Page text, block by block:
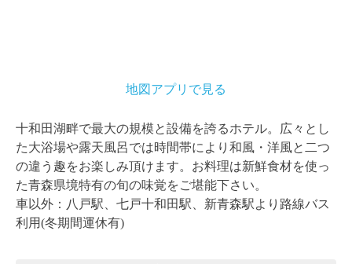
地図アプリで見る
十和田湖畔で最大の規模と設備を誇るホテル。広々とし
た大浴場や露天風呂では時間帯により和風・洋風と二つ
の違う趣をお楽しみ頂けます。お料理は新鮮食材を使っ
た青森県境特有の旬の味覚をご堪能下さい。
車以外：八戸駅、七戸十和田駅、新青森駅より路線バス
利用(冬期間運休有)